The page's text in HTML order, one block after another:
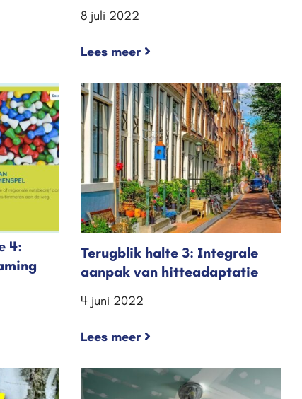
8 juli 2022
Lees meer
4:
Terugblik halte 3: Integrale
aanpak van hitteadaptatie
4 juni 2022
Lees meer